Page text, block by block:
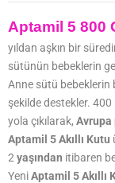
Aptamil 5 800
yıldan aşkın bir
sütünün bebeklerin
Anne sütü bebeklerin
şekilde destekler. 400
yola çıkılarak, Avrupa
Aptamil 5Akıllı Kutu
2 yaşından itibaren
YeniAptamil 5 Akıllı